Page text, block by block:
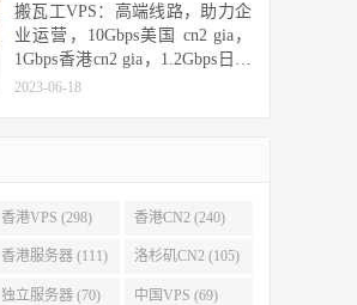
搬瓦工VPS：高端线路，助力企
业运营，10Gbps美国 cn2 gia，
1Gbps香港cn2 gia，1.2Gbps日本
cn2 gia，10Gbps日本软银
2023-06-18
香港VPS (298) 香港CN2 (240)
香港服务器 (111) 洛杉矶CN2 (105)
独立服务器 (70) 中国VPS (69)